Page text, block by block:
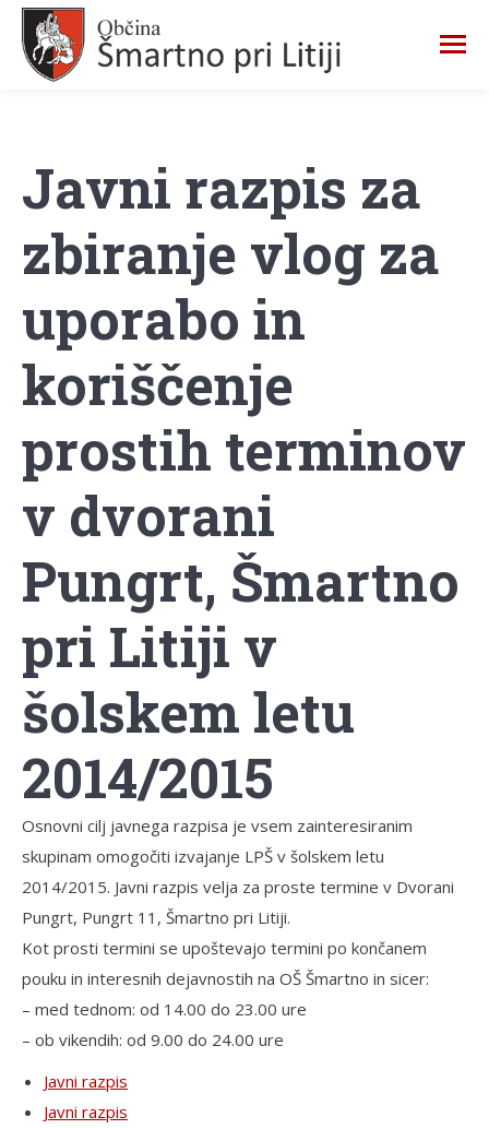
Javni razpis za
zbiranje vlog za
uporabo in
koriščenje
prostih terminov
v dvorani
Pungrt, Šmartno
pri Litiji v
šolskem letu
2014/2015
Osnovni cilj javnega razpisa je vsem zainteresiranim
skupinam omogočiti izvajanje LPŠ v šolskem letu
2014/2015. Javni razpis velja za proste termine v Dvorani
Pungrt, Pungrt 11, Šmartno pri Litiji.
Kot prosti termini se upoštevajo termini po končanem
pouku in interesnih dejavnostih na OŠ Šmartno in sicer:
– med tednom: od 14.00 do 23.00 ure
– ob vikendih: od 9.00 do 24.00 ure
Javni razpis
Javni razpis